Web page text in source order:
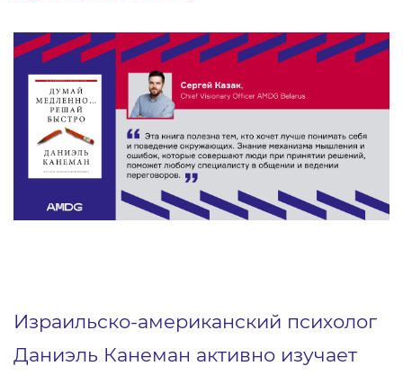
Израильско-американский психолог
Даниэль Канеман активно изучает